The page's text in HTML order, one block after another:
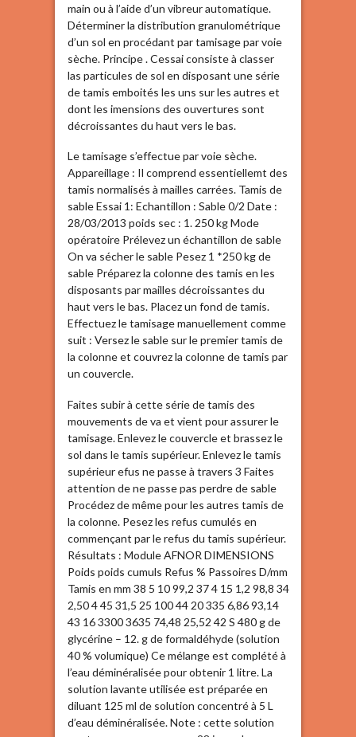
main ou à l’aide d’un vibreur automatique.
Déterminer la distribution granulométrique
d’un sol en procédant par tamisage par voie
sèche. Principe . Cessai consiste à classer
las particules de sol en disposant une série
de tamis emboités les uns sur les autres et
dont les imensions des ouvertures sont
décroissantes du haut vers le bas.
Le tamisage s’effectue par voie sèche.
Appareillage : Il comprend essentiellemt des
tamis normalisés à mailles carrées. Tamis de
sable Essai 1: Echantillon : Sable 0/2 Date :
28/03/2013 poids sec : 1. 250 kg Mode
opératoire Prélevez un échantillon de sable
On va sécher le sable Pesez 1 *250 kg de
sable Préparez la colonne des tamis en les
disposants par mailles décroissantes du
haut vers le bas. Placez un fond de tamis.
Effectuez le tamisage manuellement comme
suit : Versez le sable sur le premier tamis de
la colonne et couvrez la colonne de tamis par
un couvercle.
Faites subir à cette série de tamis des
mouvements de va et vient pour assurer le
tamisage. Enlevez le couvercle et brassez le
sol dans le tamis supérieur. Enlevez le tamis
supérieur efus ne passe à travers 3 Faites
attention de ne passe pas perdre de sable
Procédez de même pour les autres tamis de
la colonne. Pesez les refus cumulés en
commençant par le refus du tamis supérieur.
Résultats : Module AFNOR DIMENSIONS
Poids poids cumuls Refus % Passoires D/mm
Tamis en mm 38 5 10 99,2 37 4 15 1,2 98,8 34
2,50 4 45 31,5 25 100 44 20 335 6,86 93,14
43 16 3300 3635 74,48 25,52 42 S 480 g de
glycérine – 12. g de formaldéhyde (solution
40 % volumique) Ce mélange est complété à
l’eau déminéralisée pour obtenir 1 litre. La
solution lavante utilisée est préparée en
diluant 125 ml de solution concentré à 5 L
d’eau déminéralisée. Note : cette solution